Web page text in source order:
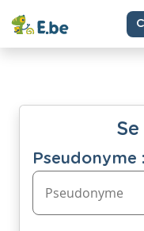
Pseudonyme :